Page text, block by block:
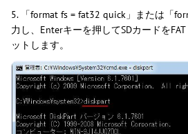
5. 「format fs = fat32 quick」または「
力し、Enterキーを押してSDカードを
ットします。